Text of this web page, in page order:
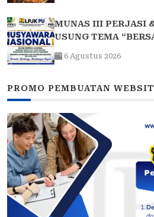
MUNAS III PERJASI
USUNG TEMA
MEMBANGUN
6 Agustus 2026
PROMO PEMBUATAN